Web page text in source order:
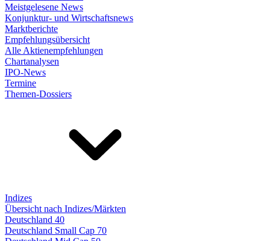
Meistgelesene News
Konjunktur- und Wirtschaftsnews
Marktberichte
Empfehlungsübersicht
Alle Aktienempfehlungen
Chartanalysen
IPO-News
Termine
Themen-Dossiers
Indizes
Übersicht nach Indizes/Märkten
Deutschland 40
Deutschland Small Cap 70